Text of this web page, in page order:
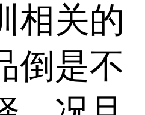
相关的
倒是不